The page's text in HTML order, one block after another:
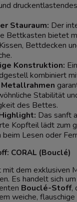
Stauraum: Der
Bettkasten bietet
Bettdecken
Konstruktion:
kombiniert
Metallrahmen
Stabilität
des Bettes.
Das sanft
Kopfteil lädt zum
Lesen oder
CORAL (Bouclé)
dem exklusiven
Es handelt sich
Bouclé-Stoff,
weiche, flauschige